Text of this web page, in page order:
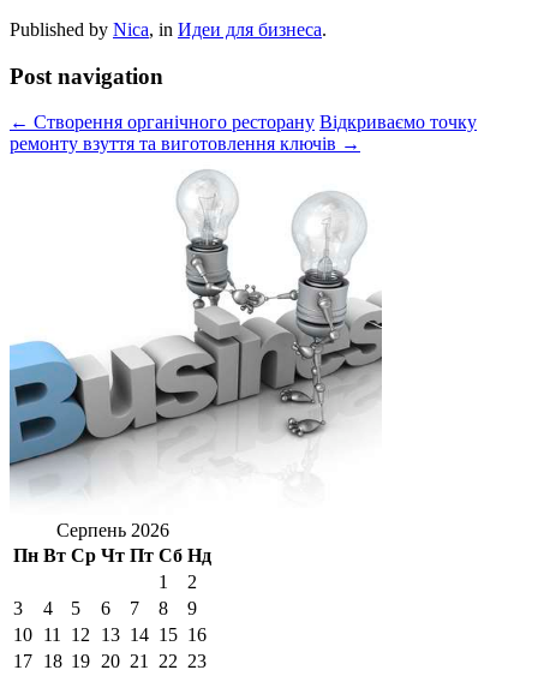
Published by Nica, in Идеи для бизнеса.
Post navigation
← Створення органічного ресторану Відкриваємо точку
ремонту взуття та виготовлення ключів →
Серпень 2026
Пн Вт Ср Чт Пт Сб Нд
1
2
3
4 5 6 7 8
9
10 11 12 13 14 15 16
17 18 19 20 21 22 23